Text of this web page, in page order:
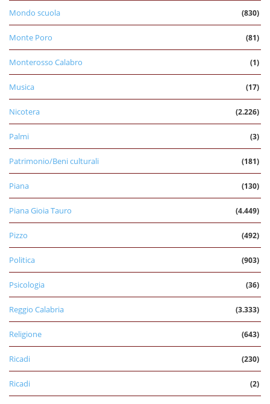
Mondo scuola (830)
Monte Poro (81)
Monterosso Calabro (1)
Musica (17)
Nicotera (2.226)
Palmi (3)
Patrimonio/Beni culturali (181)
Piana (130)
Piana Gioia Tauro (4.449)
Pizzo (492)
Politica (903)
Psicologia (36)
Reggio Calabria (3.333)
Religione (643)
Ricadi (230)
Ricadi (2)